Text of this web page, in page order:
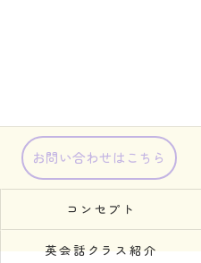
お問い合わせはこちら
コンセプト
英会話クラス紹介